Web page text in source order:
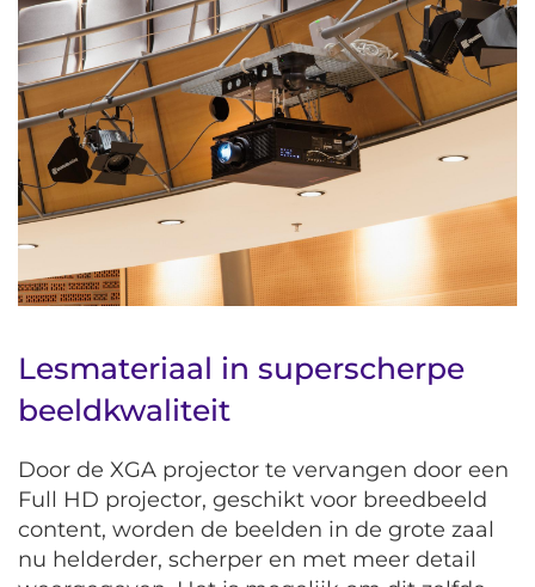
Lesmateriaal in superscherpe
beeldkwaliteit
Door de XGA projector te vervangen door een
Full HD projector, geschikt voor breedbeeld
content, worden de beelden in de grote zaal
nu helderder, scherper en met meer detail